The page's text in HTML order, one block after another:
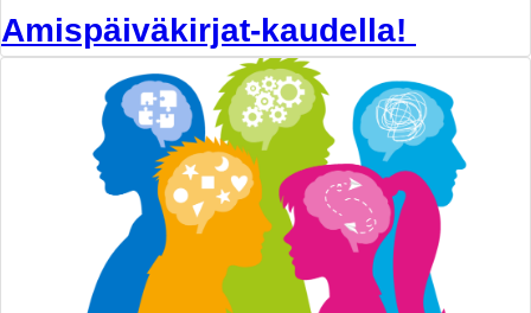
Amispäiväkirjat-kaudella!